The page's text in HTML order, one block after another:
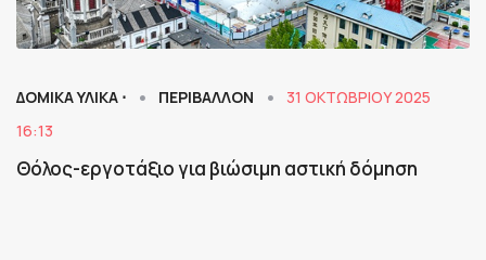
ΔΟΜΙΚΑ ΥΛΙΚΑ ⋅ ΠΕΡΙΒΑΛΛΟΝ
31 ΟΚΤΩΒΡΊΟΥ 2025
16:13
Θόλος-εργοτάξιο για βιώσιμη αστική δόμηση